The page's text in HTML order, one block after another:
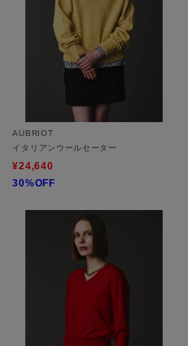
AUBRIOT
イタリアンウールセーター
¥24,640
30%OFF